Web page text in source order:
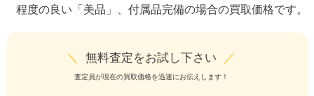
程度の良い「美品」、付属品完備の場合の買取価格です。
＼ 無料査定をお試し下さい ／
査定員が現在の買取価格を迅速にお伝えします！